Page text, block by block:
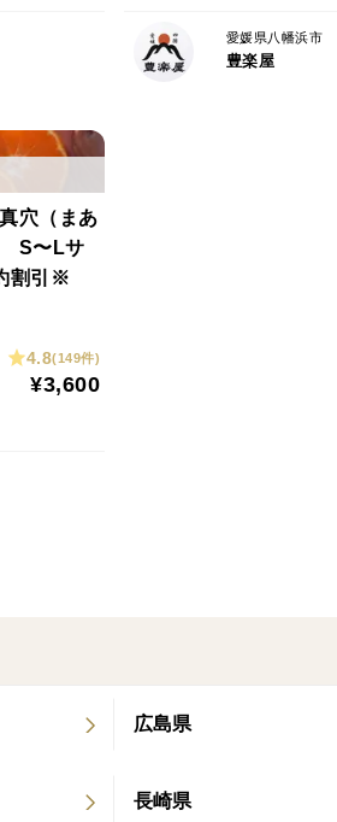
広島県
長崎県
愛媛県八幡浜市
豊楽屋
穴（まあ
S〜Lサ
割引※
4.8(149件)
¥3,600